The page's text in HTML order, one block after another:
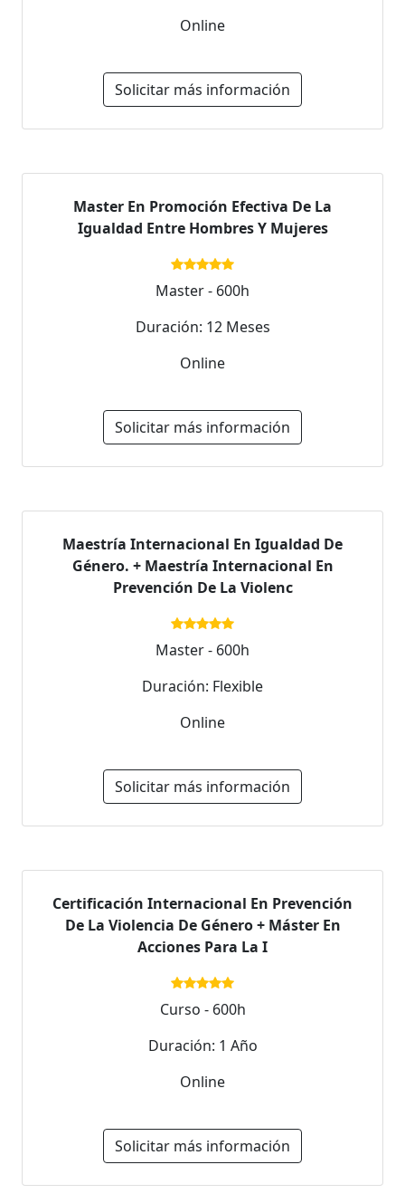
Online
Solicitar más información
Master En Promoción Efectiva De La
Igualdad Entre Hombres Y Mujeres
Master - 600h
Duración: 12 Meses
Online
Solicitar más información
Maestría Internacional En Igualdad De
Género. + Maestría Internacional En
Prevención De La Violenc
Master - 600h
Duración: Flexible
Online
Solicitar más información
Certificación Internacional En Prevención
De La Violencia De Género + Máster En
Acciones Para La I
Curso - 600h
Duración: 1 Año
Online
Solicitar más información